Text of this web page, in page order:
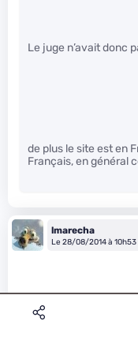
Le juge n’avait donc
de plus le site est en
Français, en général
lmarecha
Le 28/08/2014 à 10h53